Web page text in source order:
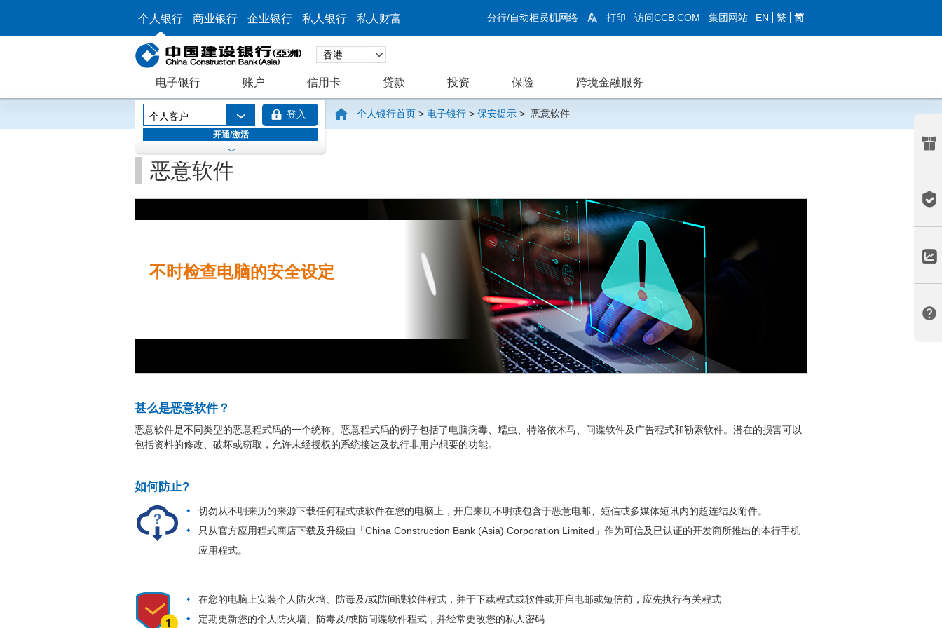
个人银行 商业银行 企业银行 私人银行 私人财富 分行/自动柜员机网络 打印 访问CCB.COM 集团网站 EN 繁 简
电子银行 账户 信用卡 贷款 投资 保险 跨境金融服务
个人客户 登入
开通/激活
个人银行首页 > 电子银行 > 保安提示 > 恶意软件
恶意软件
不时检查电脑的安全设定
甚么是恶意软件？
恶意软件是不同类型的恶意程式码的一个统称。恶意程式码的例子包括了电脑病毒、蠕虫、特洛依木马、间谍软件及广告程式和勒索软件。潜在的损害可以
包括资料的修改、破坏或窃取，允许未经授权的系统接达及执行非用户想要的功能。
如何防止?
切勿从不明来历的来源下载任何程式或软件在您的电脑上，开启来历不明或包含于恶意电邮、短信或多媒体短讯内的超连结及附件。
只从官方应用程式商店下载及升级由「China Construction Bank (Asia) Corporation Limited」作为可信及已认证的开发商所推出的本行手机
应用程式。
在您的电脑上安装个人防火墙、防毒及/或防间谍软件程式，并于下载程式或软件或开启电邮或短信前，应先执行有关程式
定期更新您的个人防火墙、防毒及/或防间谍软件程式，并经常更改您的私人密码